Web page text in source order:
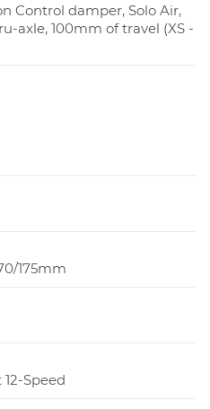
Control damper, Solo Air,
axle, 100mm of travel (XS -
175mm
12-Speed